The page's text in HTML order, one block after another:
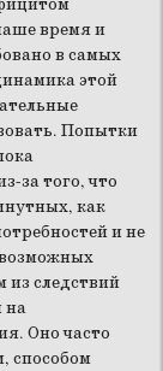
время и
в самых
этой
Попытки
за того, что
как
и не
из следствий
на
Оно часто
способом